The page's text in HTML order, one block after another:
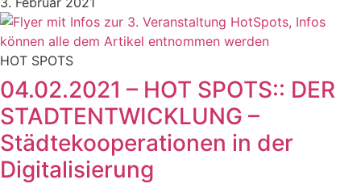
HOT SPOTS
04.02.2021 – HOT SPOTS:: DER
STADTENTWICKLUNG –
Städtekooperationen in der
Digitalisierung